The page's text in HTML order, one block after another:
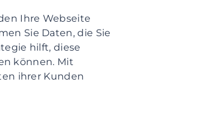
Ihre Webseite
Sie Daten, die Sie
hilft, diese
können. Mit
ihrer Kunden